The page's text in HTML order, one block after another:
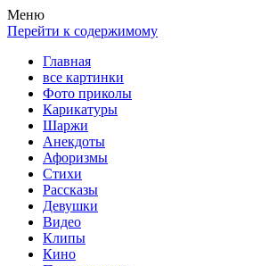
Весела хата — прикольные картинки,
клипы!
Покажем всем ваши фото приколы,
рассказы, видео и песни!
Меню
Перейти к содержимому
Главная
все картинки
Фото приколы
Карикатуры
Шаржи
Анекдоты
Афоризмы
Стихи
Рассказы
Девушки
Видео
Клипы
Кино